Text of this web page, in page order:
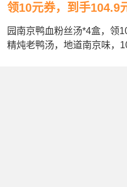
领10元券，到手104.9
园南京鸭血粉丝汤*4盒，领
精炖老鸭汤，地道南京味，